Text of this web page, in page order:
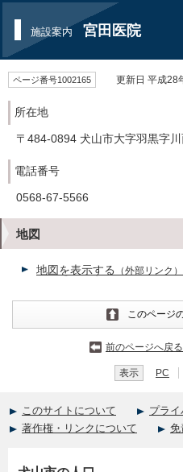
施設案内 宮田医院
ページ番号1002165 更新日 平成28
所在地
〒484-0894 犬山市大字羽黒字川
電話番号
0568-67-5566
地図
地図を表示する （外部リンク）
このページ
前のページへ戻る
表示 PC
このサイトについて
プラ
著作権・リンクについて
免